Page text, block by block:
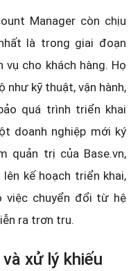
Manager còn chịu
là trong giai đoạn
cho khách hàng. Họ
như kỹ thuật, vận hành,
quá trình triển khai
doanh nghiệp mới ký
quản trị của Base.vn,
kế hoạch triển khai,
việc chuyển đổi từ hệ
ra trơn tru.
xử lý khiếu